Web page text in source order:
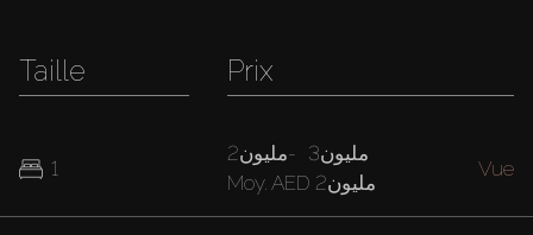
Taille
1
Prix
2مليون-
3مليون
Moy.
AED 2مليون
Vue